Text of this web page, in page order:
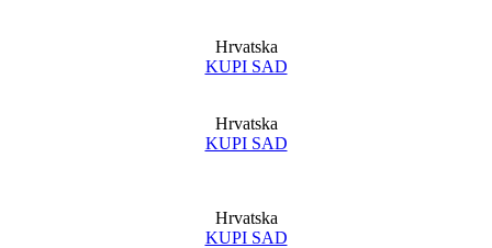
Hrvatska
KUPI SAD
Hrvatska
KUPI SAD
Hrvatska
KUPI SAD